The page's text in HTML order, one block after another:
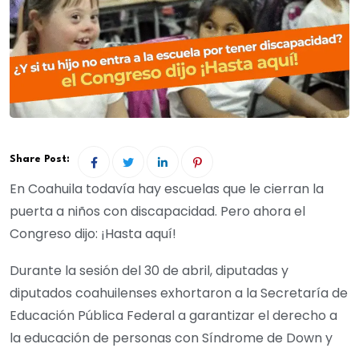
Share Post:
En Coahuila todavía hay escuelas que le cierran la
puerta a niños con discapacidad. Pero ahora el
Congreso dijo: ¡Hasta aquí!
Durante la sesión del 30 de abril, diputadas y
diputados coahuilenses exhortaron a la Secretaría de
Educación Pública Federal a garantizar el derecho a
la educación de personas con Síndrome de Down y